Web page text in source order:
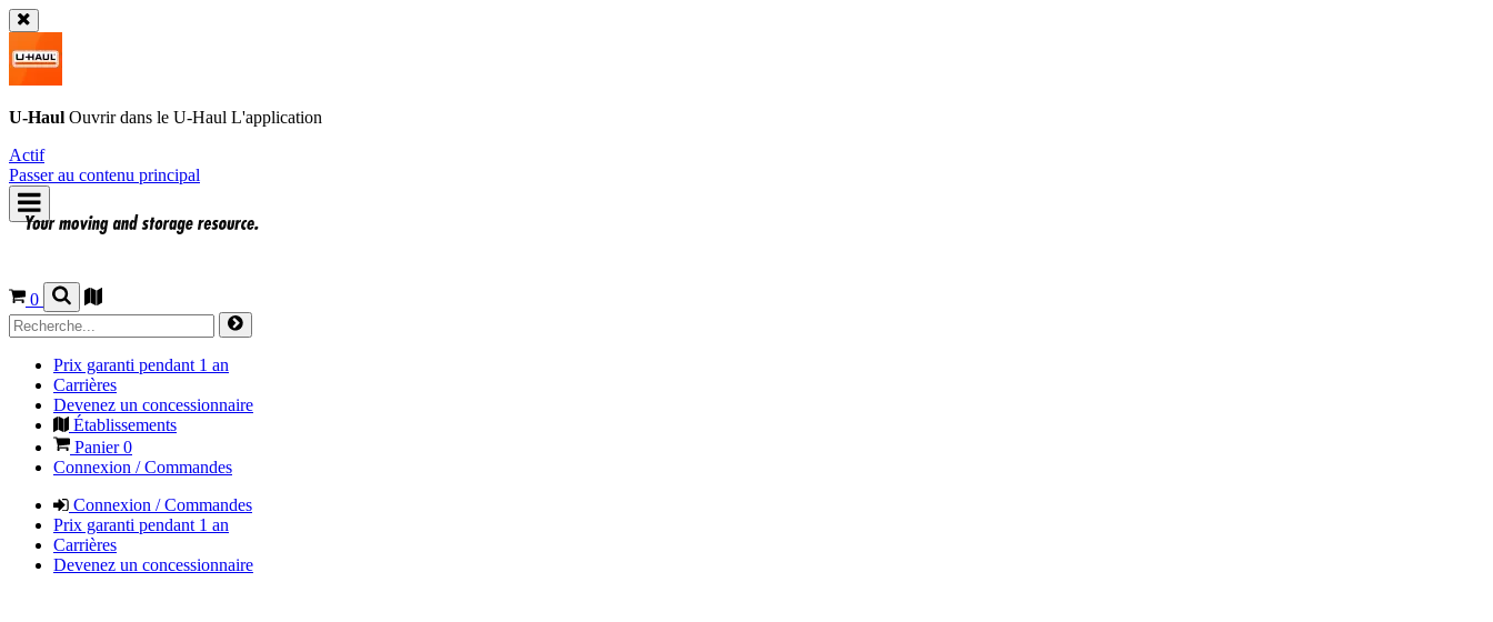
U-Haul Ouvrir dans le U-Haul L'application
Actif
Passer au contenu principal
0
Prix garanti pendant 1 an
Carrières
Devenez un concessionnaire
Établissements
Panier0
Connexion / Commandes
Connexion / Commandes
Prix garanti pendant 1 an
Carrières
Devenez un concessionnaire